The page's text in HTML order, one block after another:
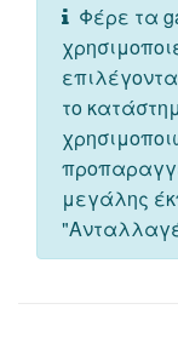
Φέρε τα
το
μεγάλης